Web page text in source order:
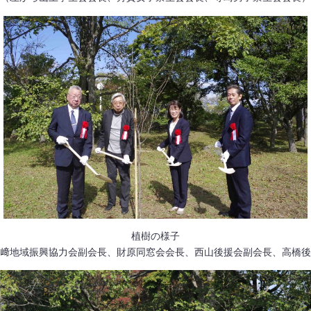
植樹の様子
﨑地域振興協力会副会長、財原同窓会会長、西山後援会副会長、高橋後